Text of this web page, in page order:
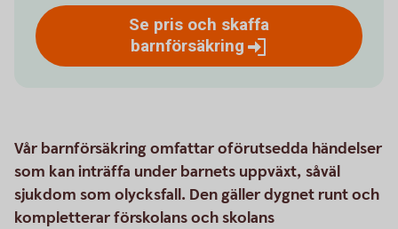
Se pris och skaffa
barnförsäkring
Vår barnförsäkring omfattar oförutsedda händelser
som kan inträffa under barnets uppväxt, såväl
sjukdom som olycksfall. Den gäller dygnet runt och
kompletterar förskolans och skolans